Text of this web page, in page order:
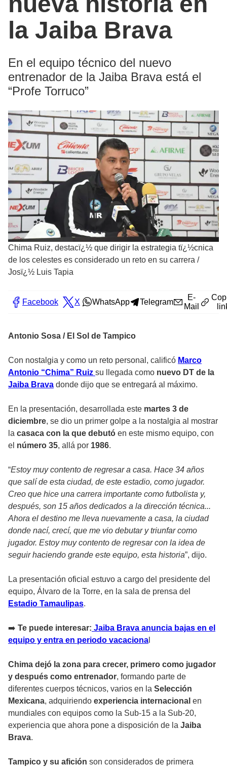
la Jaiba Brava
En el equipo técnico del nuevo
entrenador de la Jaiba Brava está el
“Profe Torruco”
Chima Ruiz, destacï¿½ que dirigir la estrategia tï¿½cnica
de los celestes es considerado un reto en su carrera /
Josï¿½ Luis Tapia
Facebook X WhatsApp Telegram
E-
Mail
Antonio Sosa / El Sol de Tampico
Con nostalgia y como un reto personal, calificó Marco
Antonio “Chima” Ruiz su llegada como nuevo DT de la
Jaiba Brava donde dijo que se entregará al máximo.
En la presentación, desarrollada este martes 3 de
diciembre, se dio un primer golpe a la nostalgia al mostrar
la casaca con la que debutó en este mismo equipo, con
el número 35, allá por 1986.
“Estoy muy contento de regresar a casa. Hace 34 años
que salí de esta ciudad, de este estadio, como jugador.
Creo que hice una carrera importante como futbolista y,
después, son 15 años dedicados a la dirección técnica...
Ahora el destino me lleva nuevamente a casa, la ciudad
donde nací, crecí, que me vio debutar y triunfar como
jugador. Estoy muy contento de regresar con la idea de
seguir haciendo grande este equipo, esta historia”, dijo.
La presentación oficial estuvo a cargo del presidente del
equipo, Álvaro de la Torre, en la sala de prensa del
Estadio Tamaulipas.
➡️ Te puede interesar: Jaiba Brava anuncia bajas en el
equipo y entra en periodo vacaciona
Chima dejó la zona para crecer, primero como jugador
y después como entrenador, formando parte de
diferentes cuerpos técnicos, varios en la Selección
Mexicana, adquiriendo experiencia internacional en
mundiales con equipos como la Sub-15 a la Sub-20,
experiencia que ahora pone a disposición de la Jaiba
Brava.
Tampico y su afición son considerados de primera